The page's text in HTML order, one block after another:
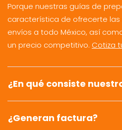
Porque nuestras guías de
característica de ofrecerte
envíos a todo México, así
un precio competitivo. Cotiza
¿En qué consiste
¿Generan factura?